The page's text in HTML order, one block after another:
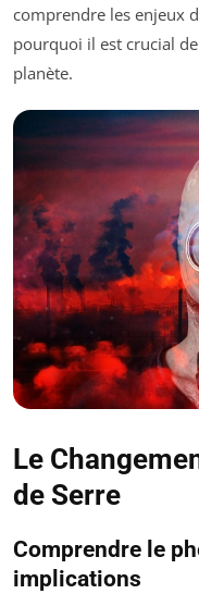
comprendre les enjeux
pourquoi il est crucial
planète.
Le
de Serre
Comprendre le
implications